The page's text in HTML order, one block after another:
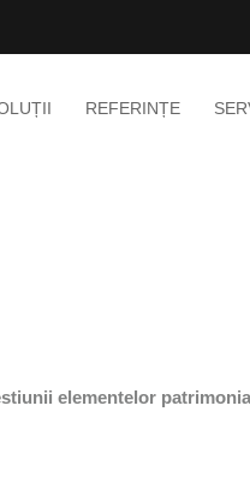
REFERINȚE
elementelor